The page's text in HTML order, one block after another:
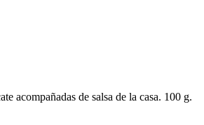
acompañadas de salsa de la casa. 100 g.